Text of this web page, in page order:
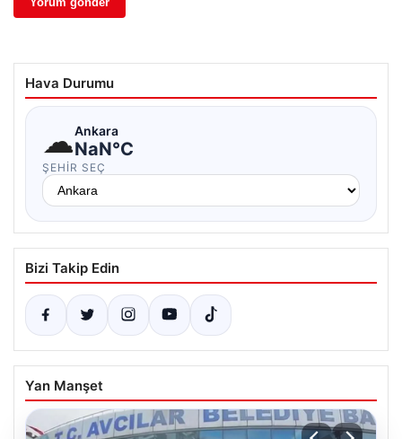
Hava Durumu
☁Ankara
NaN°C
ŞEHIR SEÇ
Bizi Takip Edin
Yan Manşet